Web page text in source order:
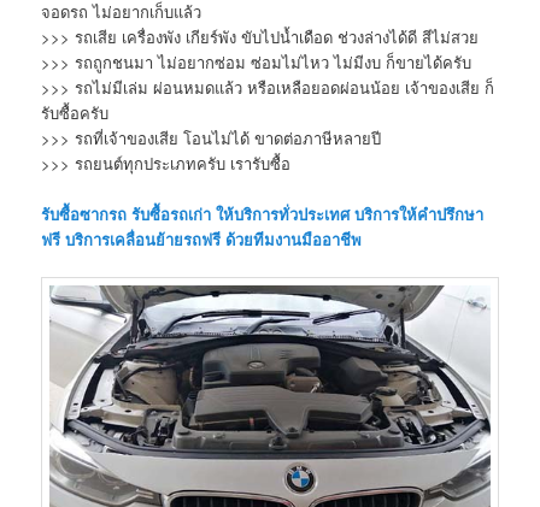
จอดรถ ไม่อยากเก็บแล้ว
>>> รถเสีย เครื่องพัง เกียร์พัง ขับไปน้ำเดือด ช่วงล่างได้ดี สีไม่สวย
>>> รถถูกชนมา ไม่อยากซ่อม ซ่อมไม่ไหว ไม่มีงบ ก็ขายได้ครับ
>>> รถไม่มีเล่ม ผ่อนหมดแล้ว หรือเหลือยอดผ่อนน้อย เจ้าของเสีย ก็
รับซื้อครับ
>>> รถที่เจ้าของเสีย โอนไม่ได้ ขาดต่อภาษีหลายปี
>>> รถยนต์ทุกประเภทครับ เรารับซื้อ
รับซื้อซากรถ รับซื้อรถเก่า ให้บริการทั่วประเทศ บริการให้คำปรึกษา
ฟรี บริการเคลื่อนย้ายรถฟรี ด้วยทีมงานมืออาชีพ